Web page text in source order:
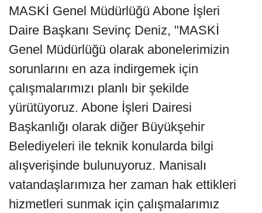
MASKİ Genel Müdürlüğü Abone İşleri
Daire Başkanı Sevinç Deniz, "MASKİ
Genel Müdürlüğü olarak abonelerimizin
sorunlarını en aza indirgemek için
çalışmalarımızı planlı bir şekilde
yürütüyoruz. Abone İşleri Dairesi
Başkanlığı olarak diğer Büyükşehir
Belediyeleri ile teknik konularda bilgi
alışverişinde bulunuyoruz. Manisalı
vatandaşlarımıza her zaman hak ettikleri
hizmetleri sunmak için çalışmalarımız